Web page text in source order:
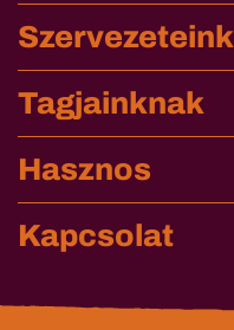
Szervezeteink
Tagjainknak
Hasznos
Kapcsolat